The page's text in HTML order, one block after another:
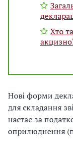
Хто
Нові форми
для складання
настає за
оприлюднення